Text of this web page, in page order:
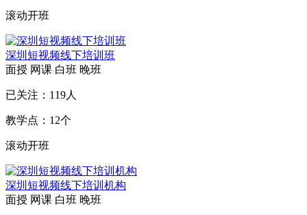
滚动开班
深圳短视频线下培训班
面授 网课 白班 晚班
已关注： 119人
教学点： 12个
滚动开班
深圳短视频线下培训机构
面授 网课 白班 晚班